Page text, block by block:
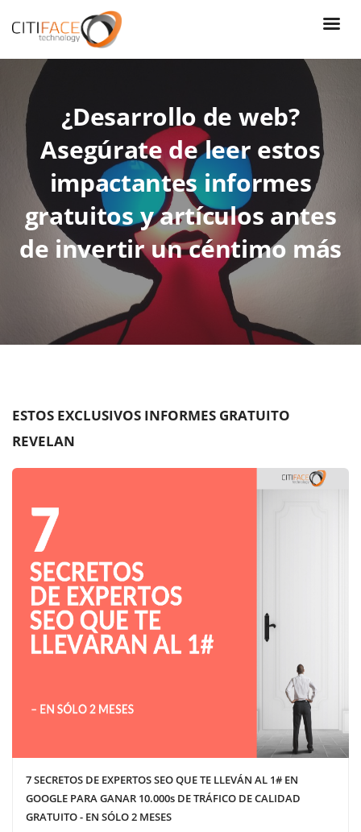
content
¿Desarrollo de web?
Asegúrate de leer estos
impactantes informes
gratuitos y artículos antes
de invertir un céntimo más
ESTOS EXCLUSIVOS INFORMES GRATUITO
REVELAN
7 SECRETOS DE EXPERTOS SEO QUE TE LLEVÁN AL 1# EN
GOOGLE PARA GANAR 10.000s DE TRÁFICO DE CALIDAD
GRATUITO - EN SÓLO 2 MESES